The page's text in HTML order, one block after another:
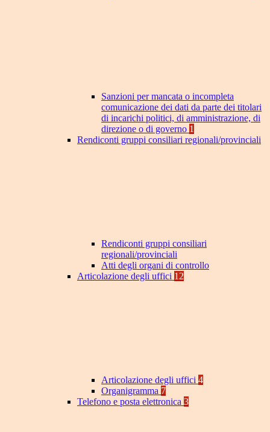
Sanzioni per mancata o incompleta
comunicazione dei dati da parte dei titolari
di incarichi politici, di amministrazione, di
direzione o di governo 1
Rendiconti gruppi consiliari regionali/provinciali
Rendiconti gruppi consiliari
regionali/provinciali
Atti degli organi di controllo
Articolazione degli uffici 12
Articolazione degli uffici 4
Organigramma 7
Telefono e posta elettronica 3